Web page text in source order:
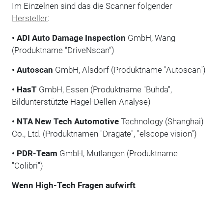
Im Einzelnen sind das die Scanner folgender
Hersteller:
• ADI Auto Damage Inspection GmbH, Wang
(Produktname "DriveNscan")
• Autoscan GmbH, Alsdorf (Produktname "Autoscan")
• HasTGmbH, Essen (Produktname "Buhda",
Bildunterstützte Hagel-Dellen-Analyse)
• NTA New Tech AutomotiveTechnology (Shanghai)
Co., Ltd. (Produktnamen "Dragate", "elscope vision")
• PDR-Team GmbH, Mutlangen (Produktname
"Colibri")
Wenn High-Tech Fragen aufwirft